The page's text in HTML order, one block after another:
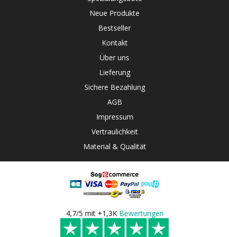
Neue Produkte
Bestseller
Kontakt
Über uns
Lieferung
Sichere Bezahlung
AGB
Impressum
Vertraulichkeit
Material & Qualität
4,7/5 mit +1,3K Bewertungen